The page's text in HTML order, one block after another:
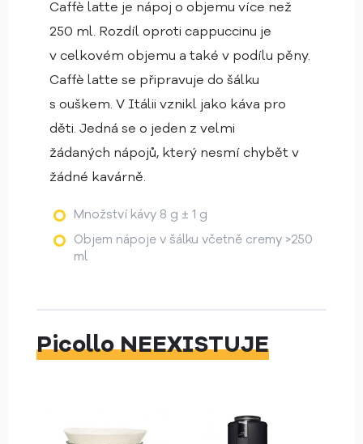
Caffè latte je nápoj o objemu více než
250 ml. Rozdíl oproti cappuccinu je
v celkovém objemu a také v podílu pěny.
Caffè latte se připravuje do šálku
s ouškem. V Itálii vznikl jako káva pro
děti. Jedná se o jeden z velmi
žádaných nápojů, který nesmí chybět v
žádné kavárně.
Množství kávy 8 g ± 1 g
Objem nápoje v šálku včetně cremy >250
ml
Picollo NEEXISTUJE